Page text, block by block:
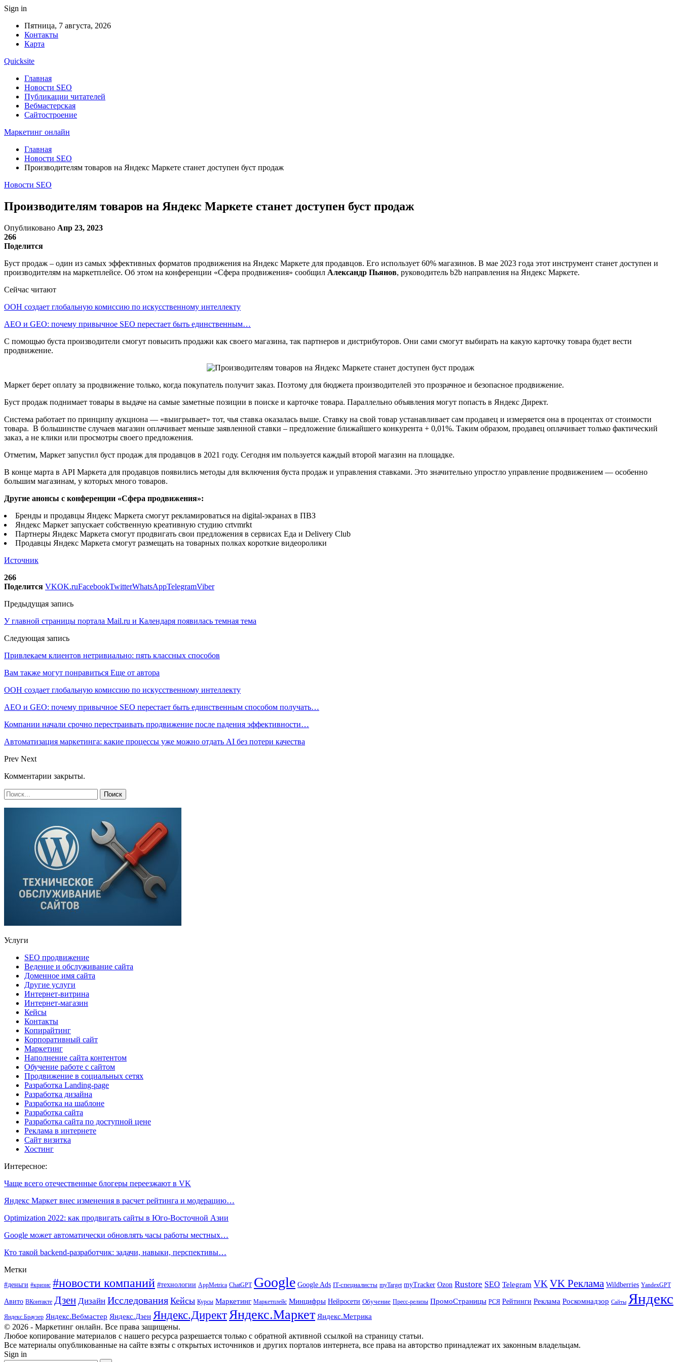
Sign in
Пятница, 7 августа, 2026
Контакты
Карта
Quicksite
Главная
Новости SEO
Публикации читателей
Вебмастерская
Сайтостроение
Маркетинг онлайн
Главная
Новости SEO
Производителям товаров на Яндекс Маркете станет доступен буст продаж
Новости SEO
Производителям товаров на Яндекс Маркете станет доступен буст продаж
Опубликовано Апр 23, 2023
266
Поделится
Буст продаж – один из самых эффективных форматов продвижения на Яндекс Маркете для продавцов. Его использует 60% магазинов. В мае 2023 года этот инструмент станет доступен и
производителям на маркетплейсе. Об этом на конференции «Сфера продвижения» сообщил Александр Пьянов, руководитель b2b направления на Яндекс Маркете.
Сейчас читают
ООН создает глобальную комиссию по искусственному интеллекту
AEO и GEO: почему привычное SEO перестает быть единственным…
С помощью буста производители смогут повысить продажи как своего магазина, так партнеров и дистрибуторов. Они сами смогут выбирать на какую карточку товара будет вести
продвижение.
Маркет берет оплату за продвижение только, когда покупатель получит заказ. Поэтому для бюджета производителей это прозрачное и безопасное продвижение.
Буст продаж поднимает товары в выдаче на самые заметные позиции в поиске и карточке товара. Параллельно объявления могут попасть в Яндекс Директ.
Система работает по принципу аукциона — «выигрывает» тот, чья ставка оказалась выше. Ставку на свой товар устанавливает сам продавец и измеряется она в процентах от стоимости
товара. В большинстве случаев магазин оплачивает меньше заявленной ставки – предложение ближайшего конкурента + 0,01%. Таким образом, продавец оплачивает только фактический
заказ, а не клики или просмотры своего предложения.
Отметим, Маркет запустил буст продаж для продавцов в 2021 году. Сегодня им пользуется каждый второй магазин на площадке.
В конце марта в API Маркета для продавцов появились методы для включения буста продаж и управления ставками. Это значительно упростло управление продвижением — особенно
большим магазинам, у которых много товаров.
Другие анонсы с конференции «Сфера продвижения»:
Бренды и продавцы Яндекс Маркета смогут рекламироваться на digital-экранах в ПВЗ
Яндекс Маркет запускает собственную креативную студию crtvmrkt
Партнеры Яндекс Маркета смогут продвигать свои предложения в сервисах Еда и Delivery Club
Продавцы Яндекс Маркета смогут размещать на товарных полках короткие видеоролики
Источник
266
Поделится VKOK.ruFacebookTwitterWhatsAppTelegramViber
Предыдущая запись
У главной страницы портала Mail.ru и Календаря появилась темная тема
Следующая запись
Привлекаем клиентов нетривиально: пять классных способов
Вам также могут понравиться Еще от автора
ООН создает глобальную комиссию по искусственному интеллекту
AEO и GEO: почему привычное SEO перестает быть единственным способом получать…
Компании начали срочно перестраивать продвижение после падения эффективности…
Автоматизация маркетинга: какие процессы уже можно отдать AI без потери качества
Prev Next
Комментарии закрыты.
Услуги
SEO продвижение
Ведение и обслуживание сайта
Доменное имя сайта
Другие услуги
Интернет-витрина
Интернет-магазин
Кейсы
Контакты
Копирайтинг
Корпоративный сайт
Маркетинг
Наполнение сайта контентом
Обучение работе с сайтом
Продвижение в социальных сетях
Разработка Landing-page
Разработка дизайна
Разработка на шаблоне
Разработка сайта
Разработка сайта по доступной цене
Реклама в интернете
Сайт визитка
Хостинг
Интересное:
Чаще всего отечественные блогеры переезжают в VK
Яндекс Маркет внес изменения в расчет рейтинга и модерацию…
Optimization 2022: как продвигать сайты в Юго-Восточной Азии
Google может автоматически обновлять часы работы местных…
Кто такой backend-разработчик: задачи, навыки, перспективы…
Метки
#деньги #кризис #новости компаний #технологии AppMetrica ChatGPT Google Google Ads IT-специалисты myTarget myTracker Ozon Rustore SEO Telegram VK VK Реклама Wildberries YandexGPT
Авито ВКонтакте Дзен Дизайн Исследования Кейсы Курсы Маркетинг Маркетплейс Минцифры Нейросети Обучение Пресс-релизы ПромоСтраницы РСЯ Рейтинги Реклама Роскомнадзор Сайты Яндекс
Яндекс.Браузер Яндекс.Вебмастер Яндекс.Дзен Яндекс.ДиректЯндекс.Маркет Яндекс.Метрика
© 2026 - Маркетинг онлайн. Все права защищены.
Любое копирование материалов с нашего ресурса разрешается только с обратной активной ссылкой на страницу статьи.
Все материалы опубликованные на сайте взяты с открытых источников и других порталов интернета, все права на авторство принадлежат их законным владельцам.
Sign in